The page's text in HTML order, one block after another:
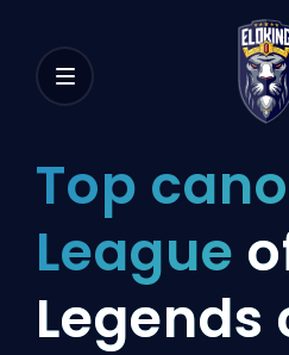
Top
League
Legends